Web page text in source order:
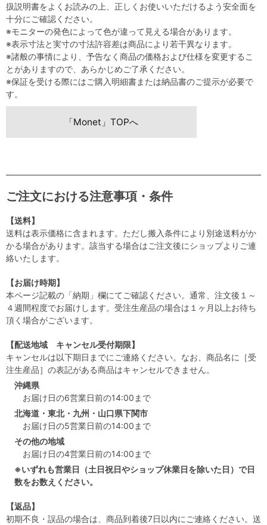
扱説明書をよくお読みの上、正しくお使いいただけるよう安全面を
十分にご確認ください。
※モニターの発色によって色が違って見える場合があります。
※表示寸法と実寸の寸法許容差は商品により若干異なります。
※諸般の事情により、予告なく商品の価格および仕様を変更するこ
とがありますので、あらかじめご了承ください。
※保証を受ける際にはご購入明細書または納品書のご提示が必要で
す。
「Monet」TOPへ
ご注文における注意事項・条件
【送料】
送料は表示価格に含まれます。ただし搬入条件により別途送料がか
かる場合があります。該当する場合はご注文後にショップよりご連
絡いたします。
【お届け時期】
本ページ記載の「納期」欄にてご確認ください。通常、注文後１～
４週間程度でお届けします。受注生産品の場合は１ヶ月以上お待ち
頂く場合がございます。
【配送地域 キャンセル受付期限】
キャンセルは以下期日までにご連絡ください。なお、商品名に［受
注生産品］の表記がある商品はキャンセルできません。
沖縄県
お届け日の6営業日前の14:00まで
北海道・東北・九州・山口県下関市
お届け日の5営業日前の14:00まで
その他の地域
お届け日の4営業日前の14:00まで
※いずれも営業日（土日祝日やショップ休業日を除いた日）で日
数をお数えください。
【返品】
初期不良・誤品の場合は、商品到着後7日以内にご連絡ください。送